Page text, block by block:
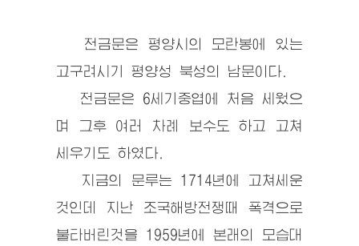
전금문은 평양시의 모란봉에 있는
고구려시기 평양성 북성의 남문이다.
전금문은 6세기중엽에 처음 세웠으
며 그후 여러 차례 보수도 하고 고쳐
세우기도 하였다.
지금의 문루는 1714년에 고쳐세운
것인데 지난 조국해방전쟁때 폭격으로
불타버린것을 1959년에 본래의 모습대